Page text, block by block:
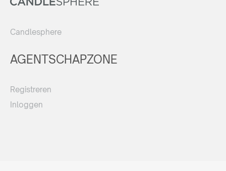
Candlesphere
AGENTSCHAPZONE
Registreren
Inloggen